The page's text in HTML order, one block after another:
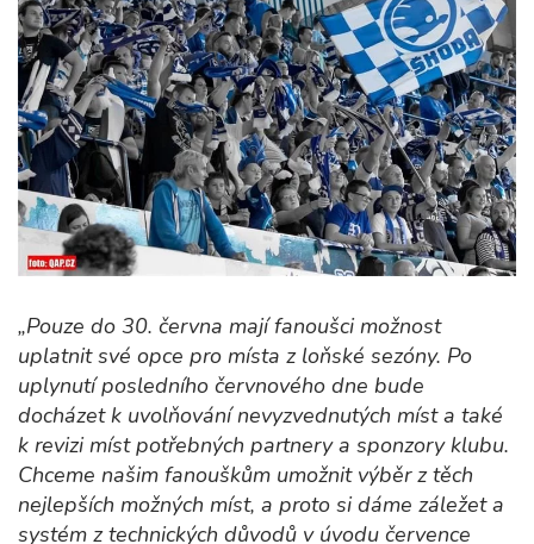
„Pouze do 30. června mají fanoušci možnost
uplatnit své opce pro místa z loňské sezóny. Po
uplynutí posledního červnového dne bude
docházet k uvolňování nevyzvednutých míst a také
k revizi míst potřebných partnery a sponzory klubu.
Chceme našim fanouškům umožnit výběr z těch
nejlepších možných míst, a proto si dáme záležet a
systém z technických důvodů v úvodu července